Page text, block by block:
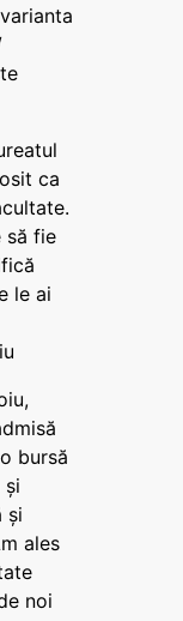
ca
să fie
le ai
bursă
și
și
ales
noi